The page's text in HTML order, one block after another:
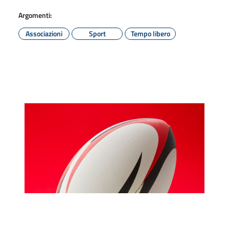
Argomenti:
Associazioni
Sport Tempo libero